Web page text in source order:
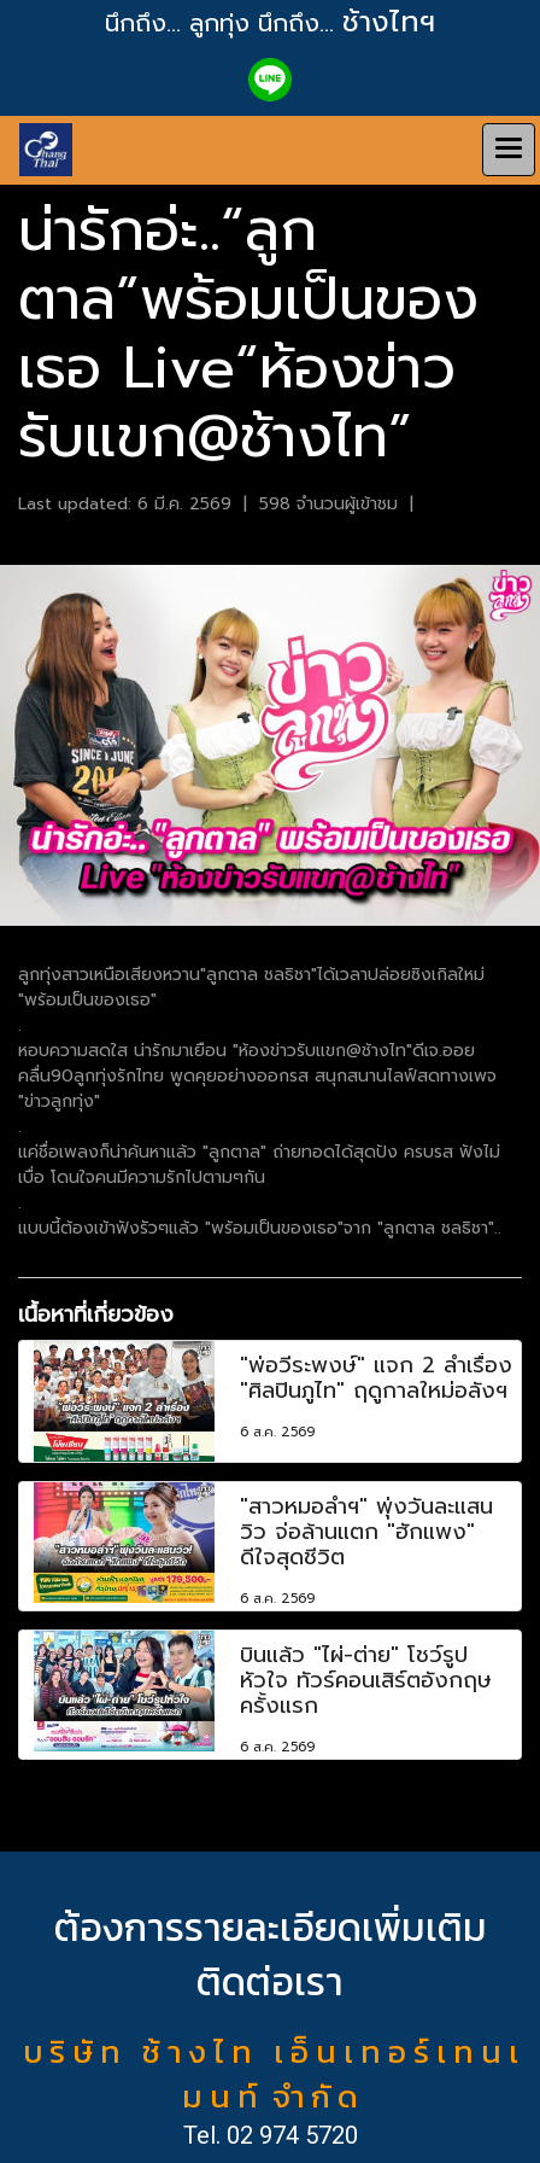
นึกถึง... ลูกทุ่ง นึกถึง... ช้างไทฯ
น่ารักอ่ะ..“ลูก
ตาล”พร้อมเป็นของ
เธอ Live“ห้องข่าว
รับแขก@ช้างไท”
Last updated: 6 มี.ค. 2569 | 598 จำนวนผู้เข้าชม |
ลูกทุ่งสาวเหนือเสียงหวาน"ลูกตาล ชลธิชา"ได้เวลาปล่อยซิงเกิลใหม่
"พร้อมเป็นของเธอ"
.
หอบความสดใส น่ารักมาเยือน "ห้องข่าวรับแขก@ช้างไท"ดีเจ.ออย
คลื่น90ลูกทุ่งรักไทย พูดคุยอย่างออกรส สนุกสนานไลฟ์สดทางเพจ
"ข่าวลูกทุ่ง"
.
แค่ชื่อเพลงก็น่าค้นหาแล้ว "ลูกตาล" ถ่ายทอดได้สุดปัง ครบรส ฟังไม่
เบื่อ โดนใจคนมีความรักไปตามๆกัน
.
แบบนี้ต้องเข้าฟังรัวๆแล้ว "พร้อมเป็นของเธอ"จาก "ลูกตาล ชลธิชา"..
เนื้อหาที่เกี่ยวข้อง
"พ่อวีระพงษ์" แจก 2 ลำเรื่อง
"ศิลปินภูไท" ฤดูกาลใหม่อลังฯ
6 ส.ค. 2569
"สาวหมอลำฯ" พุ่งวันละแสน
วิว จ่อล้านแตก "ฮักแพง"
ดีใจสุดชีวิต
6 ส.ค. 2569
บินแล้ว "ไผ่-ต่าย" โชว์รูป
หัวใจ ทัวร์คอนเสิร์ตอังกฤษ
ครั้งแรก
6 ส.ค. 2569
ต้องการรายละเอียดเพิ่มเติม
ติดต่อเรา
บ ริ ษั ท ช้ า ง ไ ท เ อ็ น เ ท อ ร์ เ ท น เ
ม น ท์ จำ กั ด
Tel. 02 974 5720